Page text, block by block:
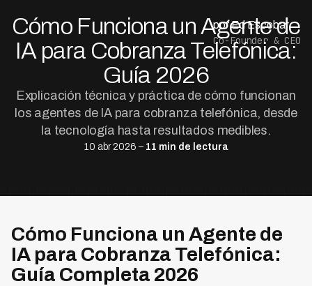
Cómo Funciona un Agente de
IA para Cobranza Telefónica:
Guía 2026
Explicación técnica y práctica de cómo funcionan
los agentes de IA para cobranza telefónica, desde
la tecnología hasta resultados medibles.
10 abr 2026 – 11 min de lectura
por Ed Escobar
Co-Founder & CEO
Cómo Funciona un Agente de
IA para Cobranza Telefónica:
Guía Completa 2026